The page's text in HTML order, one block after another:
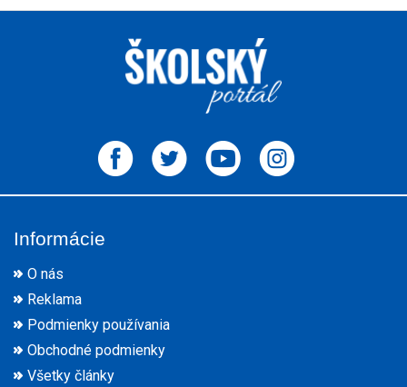
Informácie
O nás
Reklama
Podmienky používania
Obchodné podmienky
Všetky články